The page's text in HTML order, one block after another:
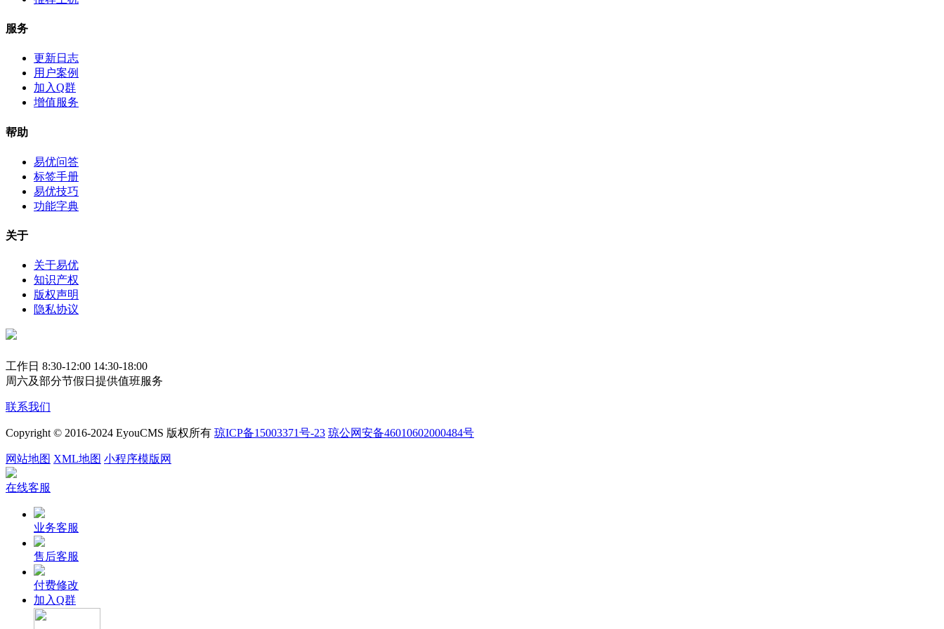
服务
更新日志
用户案例
加入Q群
增值服务
帮助
易优问答
标签手册
易优技巧
功能字典
关于
关于易优
知识产权
版权声明
隐私协议
工作日 8:30-12:00 14:30-18:00
周六及部分节假日提供值班服务
联系我们
Copyright © 2016-2024 EyouCMS 版权所有 琼ICP备15003371号-23 琼公网安备46010602000484号
网站地图 XML地图 小程序模版网
在线客服
业务客服
售后客服
付费修改
加入Q群